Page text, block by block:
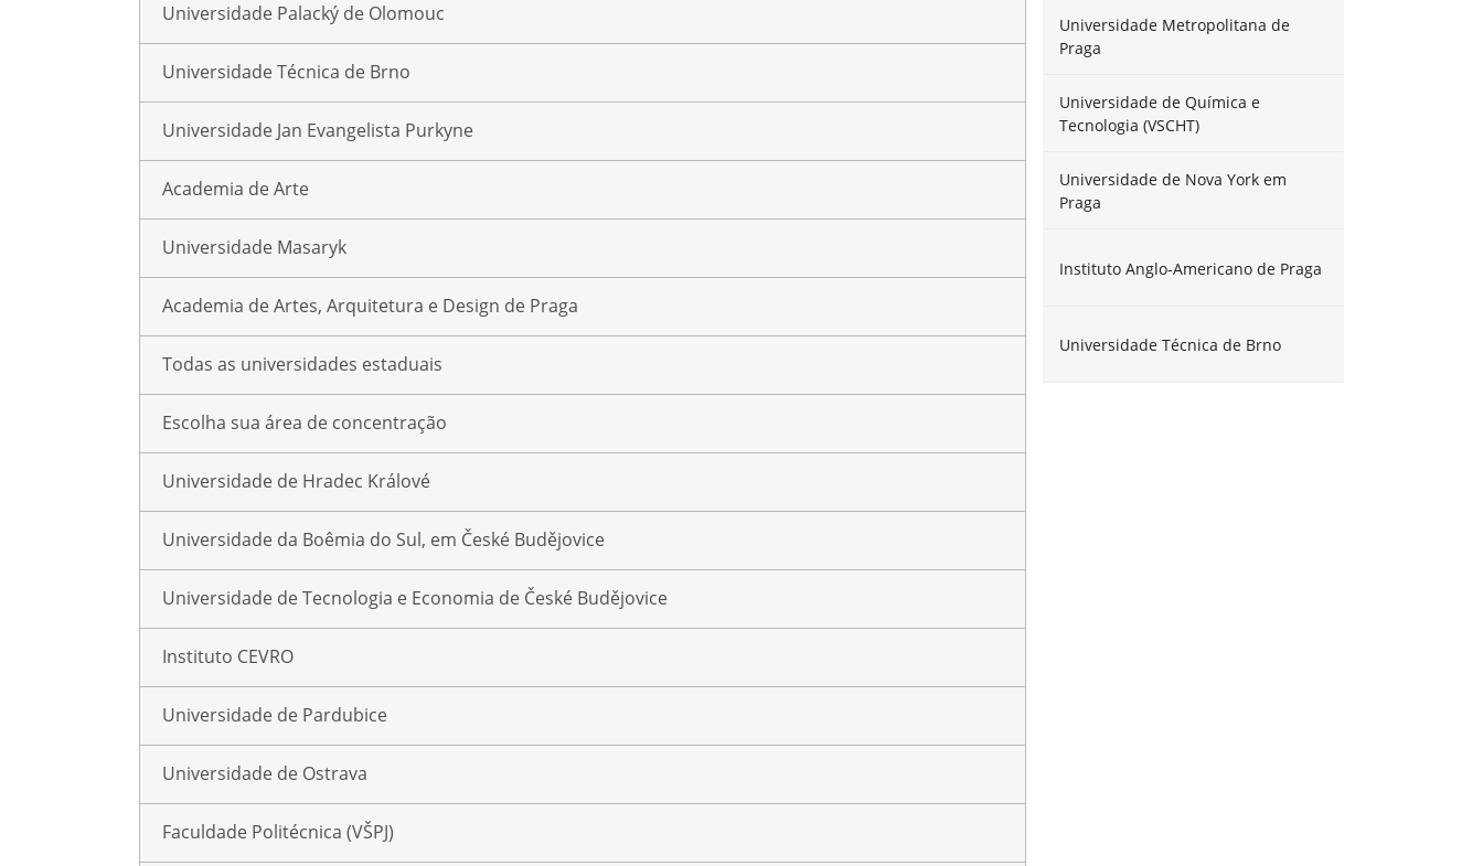
Universidade Palacký de Olomouc
Universidade Técnica de Brno
Universidade Jan Evangelista Purkyne
Academia de Arte
Universidade Masaryk
Academia de Artes, Arquitetura e Design de Praga
Todas as universidades estaduais
Escolha sua área de concentração
Universidade de Hradec Králové
Universidade da Boêmia do Sul, em České Budějovice
Universidade de Tecnologia e Economia de České Budějovice
Instituto CEVRO
Universidade de Pardubice
Universidade de Ostrava
Faculdade Politécnica (VŠPJ)
Universidade Metropolitana de
Praga
Universidade de Química e
Tecnologia (VSCHT)
Universidade de Nova York em
Praga
Instituto Anglo-Americano de Praga
Universidade Técnica de Brno